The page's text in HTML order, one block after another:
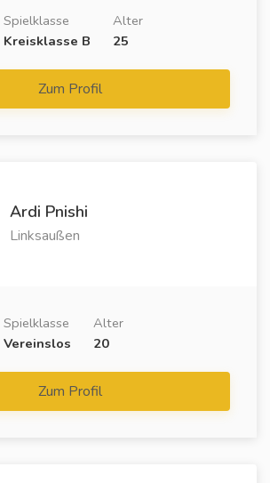
Spielklasse
Kreisklasse B
Alter
25
Zum Profil
Ardi Pnishi
Linksaußen
Spielklasse
Vereinslos
Alter
20
Zum Profil